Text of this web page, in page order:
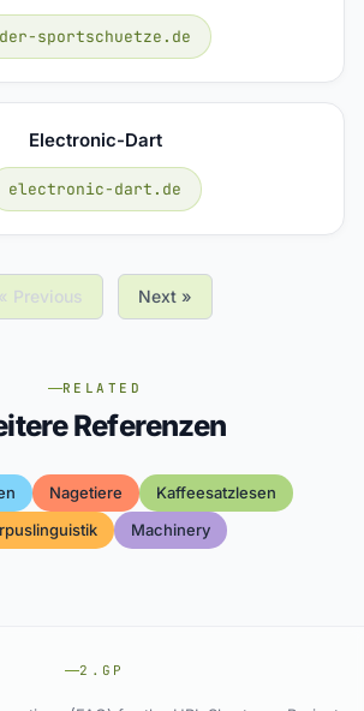
der-sportschuetze.de
Electronic-Dart
electronic-dart.de
« Previous Next »
RELATED
Referenzen
Nagetiere
Kaffeesatzlesen
Machinery
2.GP